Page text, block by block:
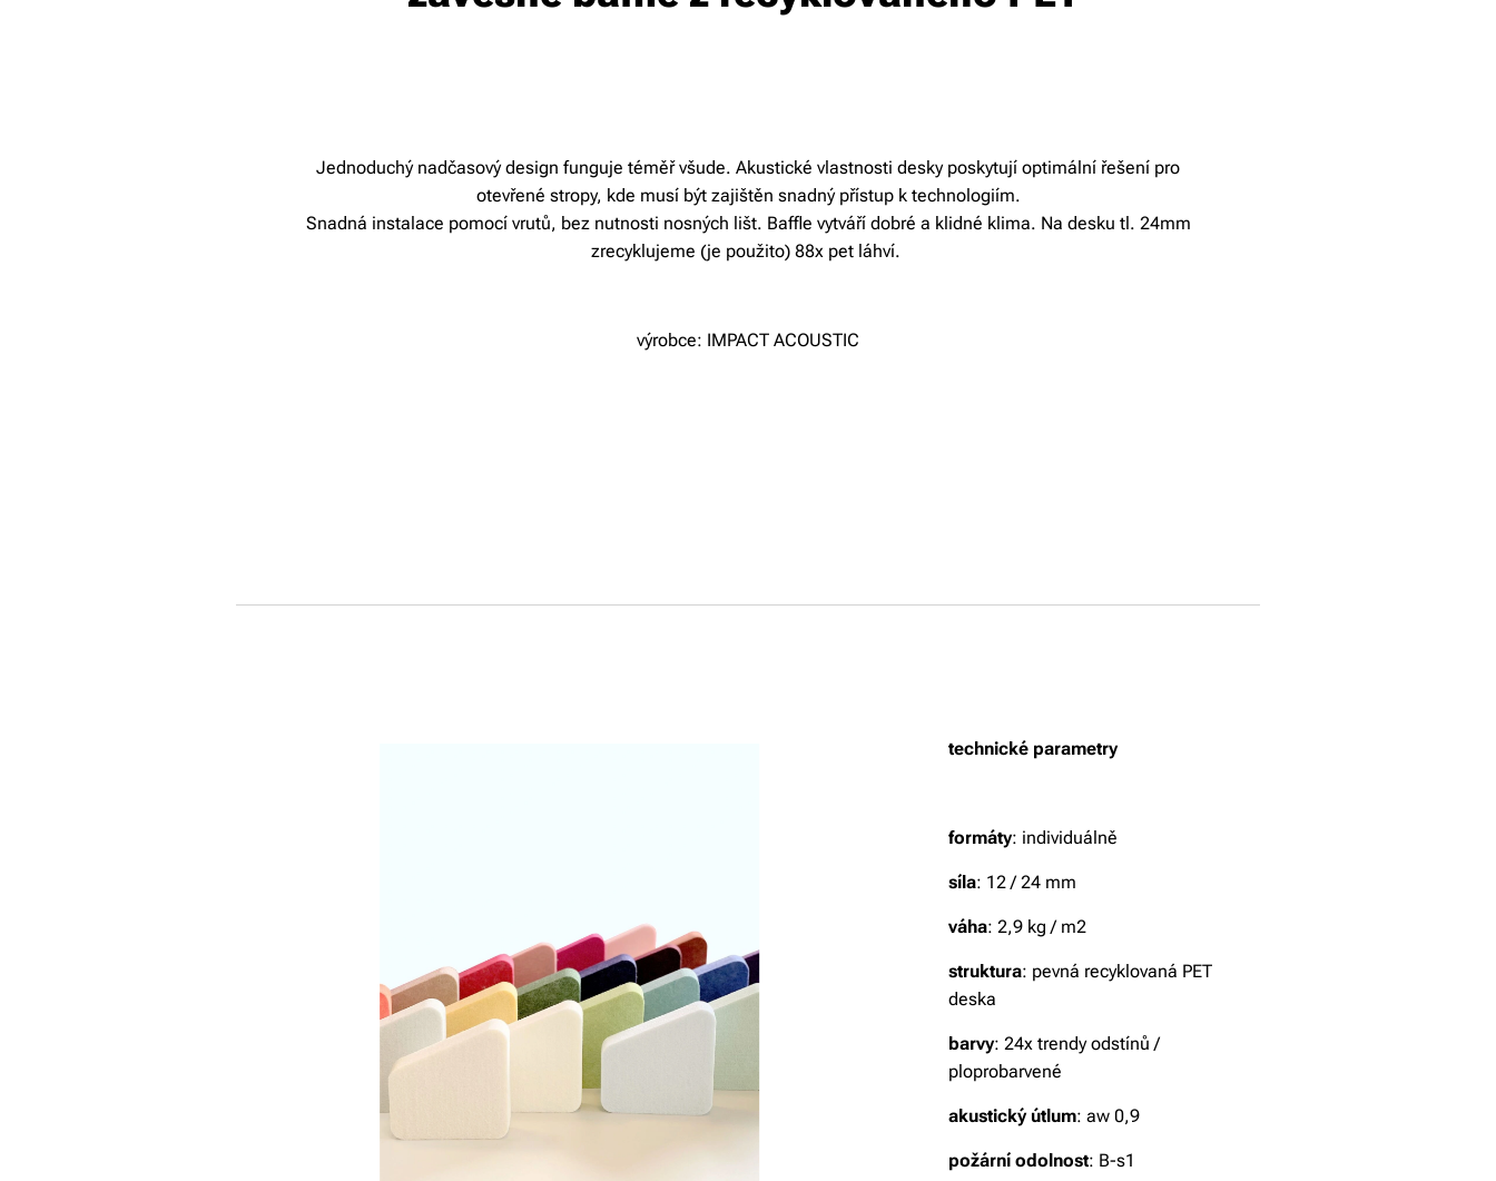
Jednoduchý nadčasový design funguje téměř všude. Akustické vlastnosti desky poskytují optimální řešení pro
otevřené stropy, kde musí být zajištěn snadný přístup k technologiím.
Snadná instalace pomocí vrutů, bez nutnosti nosných lišt. Baffle vytváří dobré a klidné klima. Na desku tl. 24mm
zrecyklujeme (je použito) 88x pet láhví.
výrobce: IMPACT ACOUSTIC
technické parametry
formáty: individuálně
síla: 12 / 24 mm
váha: 2,9 kg / m2
struktura: pevná recyklovaná PET
deska
barvy: 24x trendy odstínů /
ploprobarvené
akustický útlum: aw 0,9
požární odolnost: B-s1